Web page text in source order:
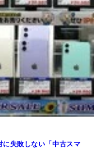
失敗しない「中古スマ